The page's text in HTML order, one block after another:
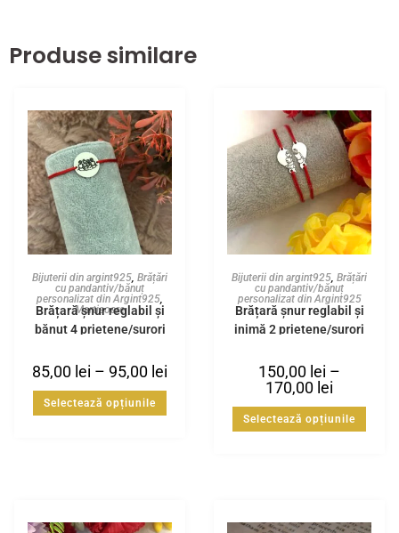
Produse similare
Bijuterii din argint925, Brățări
cu pandantiv/bănuț
personalizat din Argint925,
Martisoare
Brățară șnur reglabil și
bănuț 4 prietene/surori
85,00 lei – 95,00 lei
Selectează opțiunile
Bijuterii din argint925, Brățări
cu pandantiv/bănuț
personalizat din Argint925
Brățară șnur reglabil și
inimă 2 prietene/surori
150,00 lei –
170,00 lei
Selectează opțiunile